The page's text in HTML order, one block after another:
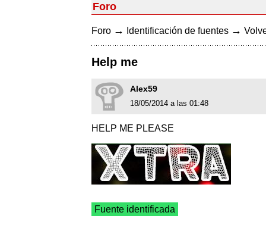
Foro
Foro → Identificación de fuentes →
Help me
Alex59
18/05/2014 a las 01:48
HELP ME PLEASE
Fuente identificada